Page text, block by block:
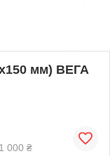
мм) ВЕГА
000 ₴